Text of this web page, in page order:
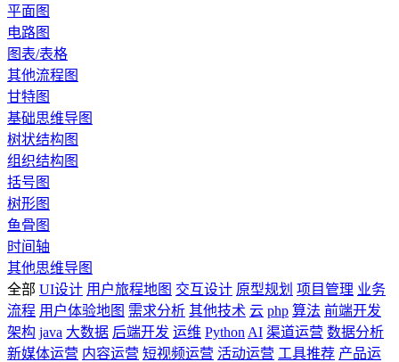
平面图
电路图
图表/表格
其他流程图
甘特图
基础思维导图
树状结构图
组织结构图
括号图
树形图
鱼骨图
时间轴
其他思维导图
全部 UI设计 用户旅程地图 交互设计 原型规划 项目管理 业务
流程 用户体验地图 需求分析 其他技术 云 php 算法 前端开发
架构 java 大数据 后端开发 运维 Python AI 渠道运营 数据分析
新媒体运营 内容运营 短视频运营 活动运营 工具推荐 产品运